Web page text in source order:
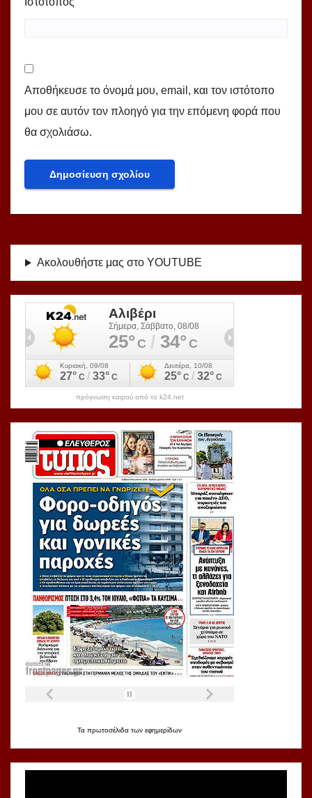
Αποθήκευσε το όνομά μου, email, και τον ιστότοπο
μου σε αυτόν τον πλοηγό για την επόμενη φορά που
θα σχολιάσω.
Ακολουθήστε μας στο YOUTUBE
πρόγνωση καιρού από το k24.net
Τα πρωτοσέλιδα των εφημερίδων